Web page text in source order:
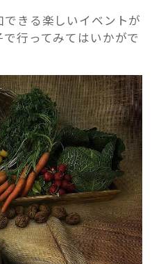
きる楽しいイベントが
行ってみてはいかがで